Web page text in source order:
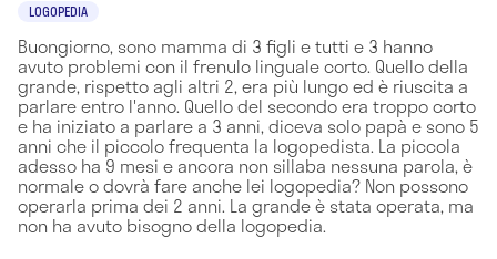
LOGOPEDIA
Buongiorno, sono mamma di 3 figli e tutti e 3 hanno
avuto problemi con il frenulo linguale corto. Quello della
grande, rispetto agli altri 2, era più lungo ed è riuscita a
parlare entro l'anno. Quello del secondo era troppo corto
e ha iniziato a parlare a 3 anni, diceva solo papà e sono 5
anni che il piccolo frequenta la logopedista. La piccola
adesso ha 9 mesi e ancora non sillaba nessuna parola, è
normale o dovrà fare anche lei logopedia? Non possono
operarla prima dei 2 anni. La grande è stata operata, ma
non ha avuto bisogno della logopedia.